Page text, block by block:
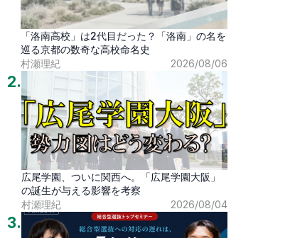
「洛南高校」は2代目だった？「洛南」の名を
巡る京都の数奇な高校命名史
村瀬理紀
2026/08/06
2.
広尾学園、ついに関西へ。「広尾学園大阪」
の誕生が与える影響を考察
村瀬理紀
2026/08/04
3.